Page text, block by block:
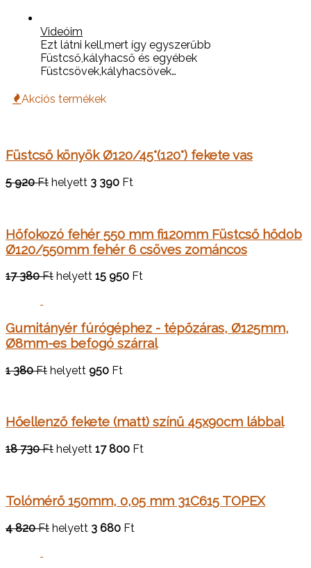
Videóim
Ezt látni kell,mert így egyszerűbb
Füstcső,kályhacső és egyébek
Füstcsövek,kályhacsövek…
Akciós termékek
Füstcső könyök Ø120/45°(120°) fekete vas
5 920 Ft helyett 3 390 Ft
Hőfokozó fehér 550 mm fi120mm Füstcső hődob
Ø120/550mm fehér 6 csöves zománcos
17 380 Ft helyett 15 950 Ft
Gumitányér fúrógéphez - tépőzáras, Ø125mm,
Ø8mm-es befogó szárral
1 380 Ft helyett 950 Ft
Hőellenző fekete (matt) színű 45x90cm lábbal
18 730 Ft helyett 17 800 Ft
Tolómérő 150mm, 0,05 mm 31C615 TOPEX
4 820 Ft helyett 3 680 Ft